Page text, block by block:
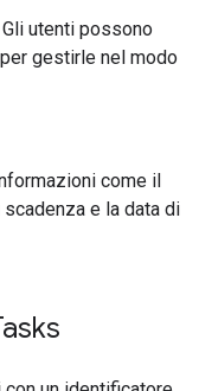
utenti possono
gestirle nel modo
come il
e la data di